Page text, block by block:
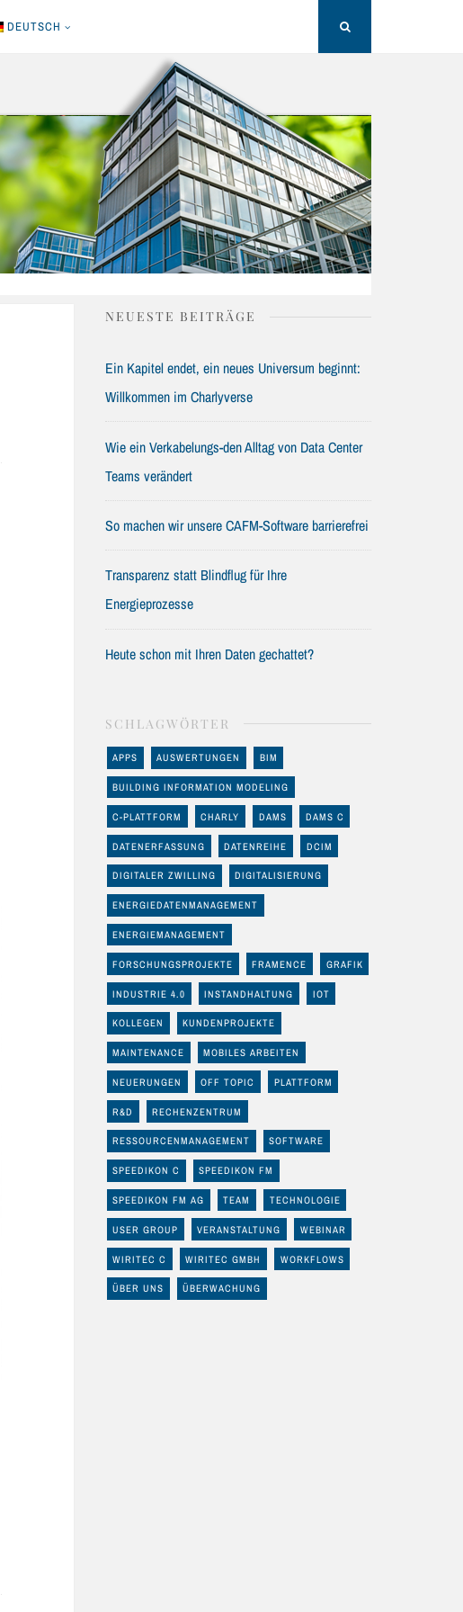
DEUTSCH
NEUESTE BEITRÄGE
Ein Kapitel endet, ein neues Universum beginnt:
Willkommen im Charlyverse
Wie ein Verkabelungs-den Alltag von Data Center
Teams verändert
So machen wir unsere CAFM-Software barrierefrei
Transparenz statt Blindflug für Ihre
Energieprozesse
Heute schon mit Ihren Daten gechattet?
SCHLAGWÖRTER
APPS AUSWERTUNGEN BIM
BUILDING INFORMATION MODELING
C-PLATTFORM CHARLY DAMS DAMS C
DATENERFASSUNG DATENREIHE DCIM
DIGITALER ZWILLING DIGITALISIERUNG
ENERGIEDATENMANAGEMENT
ENERGIEMANAGEMENT
FORSCHUNGSPROJEKTE FRAMENCE GRAFIK
INDUSTRIE 4.0 INSTANDHALTUNG IOT
KOLLEGEN KUNDENPROJEKTE
MAINTENANCE MOBILES ARBEITEN
NEUERUNGEN OFF TOPIC PLATTFORM
R&D RECHENZENTRUM
RESSOURCENMANAGEMENT SOFTWARE
SPEEDIKON C SPEEDIKON FM
SPEEDIKON FM AG TEAM TECHNOLOGIE
USER GROUP VERANSTALTUNG WEBINAR
WIRITEC C WIRITEC GMBH WORKFLOWS
ÜBER UNS ÜBERWACHUNG